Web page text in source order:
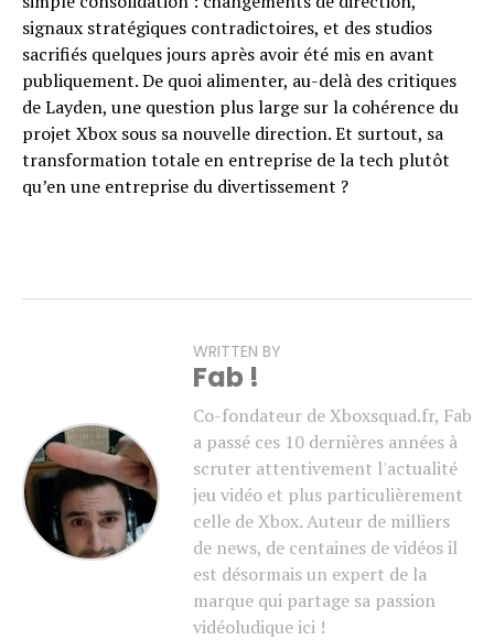
signaux stratégiques contradictoires, et des studios
sacrifiés quelques jours après avoir été mis en avant
publiquement. De quoi alimenter, au-delà des critiques
de Layden, une question plus large sur la cohérence du
projet Xbox sous sa nouvelle direction. Et surtout, sa
transformation totale en entreprise de la tech plutôt
qu’en une entreprise du divertissement ?
WRITTEN BY
Fab !
Co-fondateur de Xboxsquad.fr, Fab
a passé ces 10 dernières années à
scruter attentivement l'actualité
jeu vidéo et plus particulièrement
celle de Xbox. Auteur de milliers
de news, de centaines de vidéos il
est désormais un expert de la
marque qui partage sa passion
vidéoludique ici !